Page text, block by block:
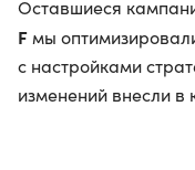
Оставшиеся
F мы
с настройками
изменений внесли в